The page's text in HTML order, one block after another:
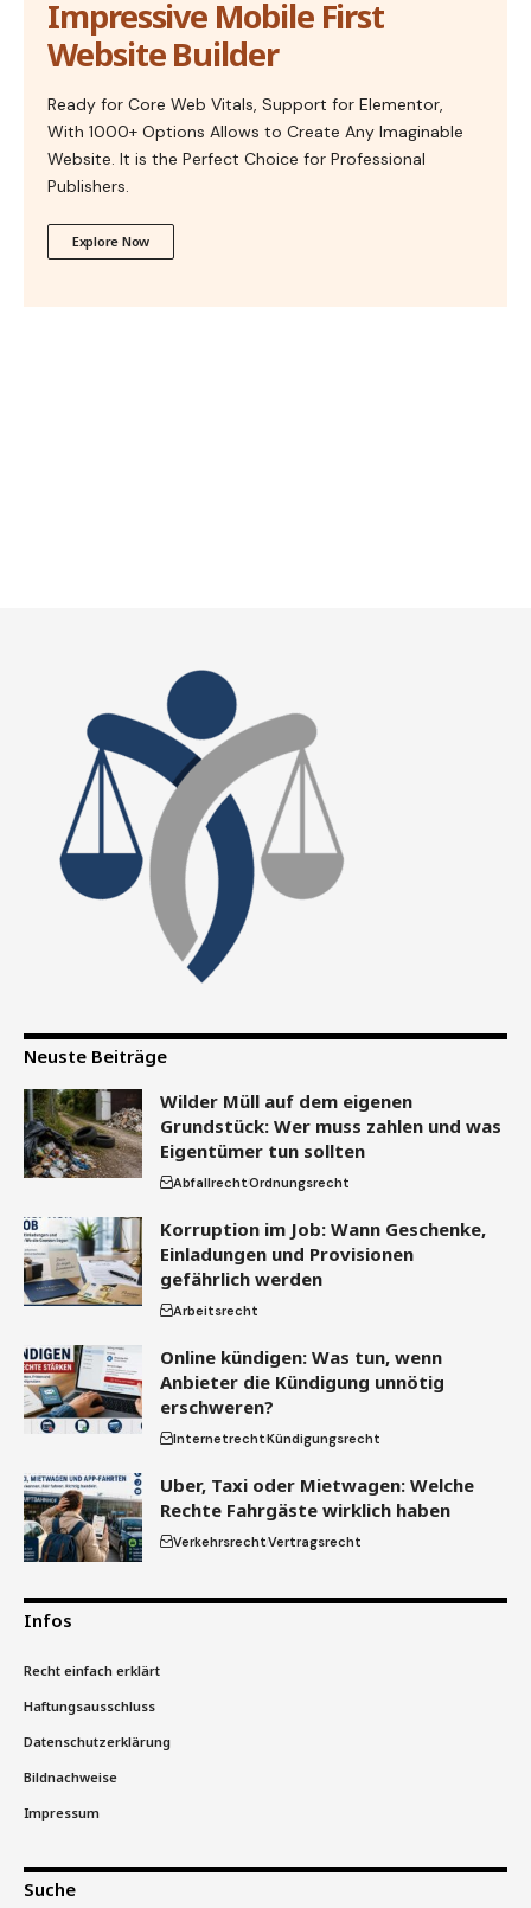
Impressive Mobile First
Website Builder
Ready for Core Web Vitals, Support for Elementor,
With 1000+ Options Allows to Create Any Imaginable
Website. It is the Perfect Choice for Professional
Publishers.
Explore Now
Neuste Beiträge
Wilder Müll auf dem eigenen
Grundstück: Wer muss zahlen und was
Eigentümer tun sollten
AbfallrechtOrdnungsrecht
Korruption im Job: Wann Geschenke,
Einladungen und Provisionen
gefährlich werden
Arbeitsrecht
Online kündigen: Was tun, wenn
Anbieter die Kündigung unnötig
erschweren?
InternetrechtKündigungsrecht
Uber, Taxi oder Mietwagen: Welche
Rechte Fahrgäste wirklich haben
VerkehrsrechtVertragsrecht
Infos
Recht einfach erklärt
Haftungsausschluss
Datenschutzerklärung
Bildnachweise
Impressum
Suche